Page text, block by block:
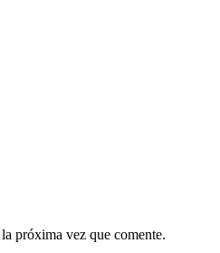
próxima vez que comente.